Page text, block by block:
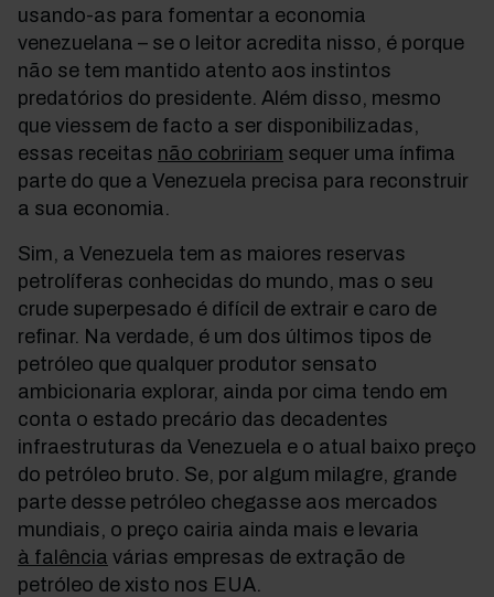
usando-as para fomentar a economia
venezuelana – se o leitor acredita nisso, é porque
não se tem mantido atento aos instintos
predatórios do presidente. Além disso, mesmo
que viessem de facto a ser disponibilizadas,
essas receitas não cobririam sequer uma ínfima
parte do que a Venezuela precisa para reconstruir
a sua economia.
Sim, a Venezuela tem as maiores reservas
petrolíferas conhecidas do mundo, mas o seu
crude superpesado é difícil de extrair e caro de
refinar. Na verdade, é um dos últimos tipos de
petróleo que qualquer produtor sensato
ambicionaria explorar, ainda por cima tendo em
conta o estado precário das decadentes
infraestruturas da Venezuela e o atual baixo preço
do petróleo bruto. Se, por algum milagre, grande
parte desse petróleo chegasse aos mercados
mundiais, o preço cairia ainda mais e levaria
à falência várias empresas de extração de
petróleo de xisto nos EUA.